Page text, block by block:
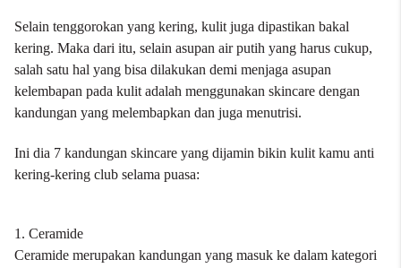
Selain tenggorokan yang kering, kulit juga dipastikan bakal
kering. Maka dari itu, selain asupan air putih yang harus cukup,
salah satu hal yang bisa dilakukan demi menjaga asupan
kelembapan pada kulit adalah menggunakan skincare dengan
kandungan yang melembapkan dan juga menutrisi.
Ini dia 7 kandungan skincare yang dijamin bikin kulit kamu anti
kering-kering club selama puasa:
1. Ceramide
Ceramide merupakan kandungan yang masuk ke dalam kategori